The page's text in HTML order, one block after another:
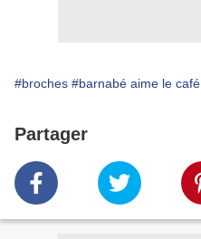
#broches #barnabé aime le café
Partager